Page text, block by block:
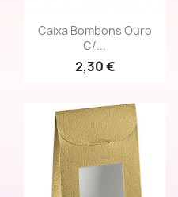
Vista rápida
Caixa Bombons Ouro
C/...
2,30 €